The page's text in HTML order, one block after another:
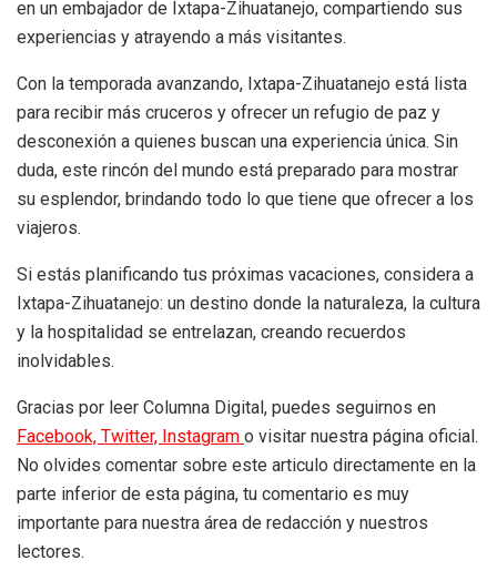
en un embajador de Ixtapa-Zihuatanejo, compartiendo sus
experiencias y atrayendo a más visitantes.
Con la temporada avanzando, Ixtapa-Zihuatanejo está lista
para recibir más cruceros y ofrecer un refugio de paz y
desconexión a quienes buscan una experiencia única. Sin
duda, este rincón del mundo está preparado para mostrar
su esplendor, brindando todo lo que tiene que ofrecer a los
viajeros.
Si estás planificando tus próximas vacaciones, considera a
Ixtapa-Zihuatanejo: un destino donde la naturaleza, la cultura
y la hospitalidad se entrelazan, creando recuerdos
inolvidables.
Gracias por leer Columna Digital, puedes seguirnos en
Facebook, Twitter, Instagram o visitar nuestra página oficial.
No olvides comentar sobre este articulo directamente en la
parte inferior de esta página, tu comentario es muy
importante para nuestra área de redacción y nuestros
lectores.